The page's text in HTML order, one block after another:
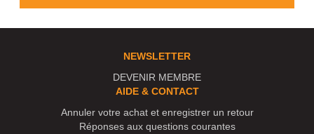
NEWSLETTER
DEVENIR MEMBRE
AIDE & CONTACT
Annuler votre achat et enregistrer un retour
Réponses aux questions courantes